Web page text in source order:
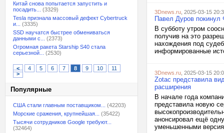
Китай снова попытается запустить и
посадить...
(3329)
Tesla признала массовый дефект Cybertruck
и...
(3335)
SSD научатся быстрее обмениваться
данными с...
(2373)
Огромная ракета Starship S40 стала
серьезной...
(2530)
< 4 5 6 7 8 9 10
11
>
Популярные
США стали главным поставщиком...
(42203)
Морские сражения, крупнейшая...
(35422)
Тысячи сотрудников Google требуют...
(32464)
3Dnews.ru , 2025-03-15
Павел Дуров покинул
В субботу утром
получив на это
нахождения под
информированные
3Dnews.ru , 2025-03-15
Zotac представила
расширения
В начале года
представила новую
анонсировал ещё
уменьшенными